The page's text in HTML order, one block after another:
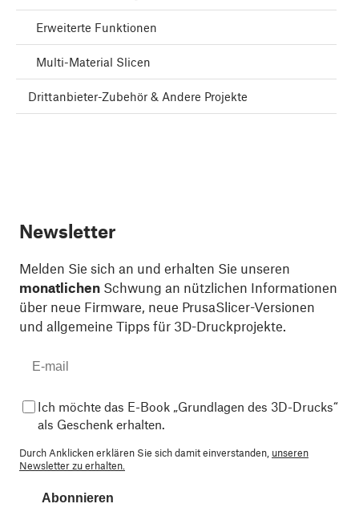
Erweiterte Funktionen
Multi-Material Slicen
Drittanbieter-Zubehör & Andere Projekte
Newsletter
Melden Sie sich an und erhalten Sie unseren
monatlichen Schwung an nützlichen Informationen
über neue Firmware, neue PrusaSlicer-Versionen
und allgemeine Tipps für 3D-Druckprojekte.
Ich möchte das E-Book „Grundlagen des 3D-Drucks“
als Geschenk erhalten.
Durch Anklicken erklären Sie sich damit einverstanden, unseren
Newsletter zu erhalten.
Abonnieren